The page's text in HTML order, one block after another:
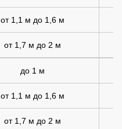
от 1,1 м до 1,6 м
от 1,7 м до 2 м
до 1 м
от 1,1 м до 1,6 м
от 1,7 м до 2 м